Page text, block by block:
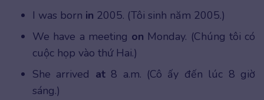
I was born in 2005. (Tôi sinh năm 2005.)
We have a meeting on Monday. (Chúng tôi có
cuộc họp vào thứ Hai.)
She arrived at 8 a.m. (Cô ấy đến lúc 8 giờ
sáng.)